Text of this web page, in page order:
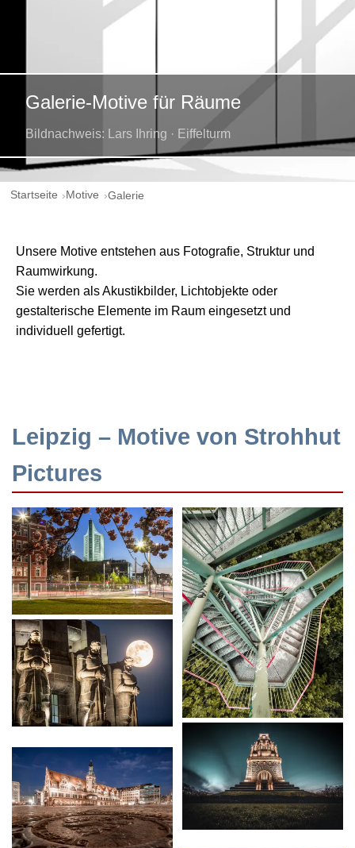
Galerie-Motive für Räume
Bildnachweis: Lars Ihring · Eiffelturm
Startseite Motive Galerie
Unsere Motive entstehen aus Fotografie, Struktur und
Raumwirkung.
Sie werden als Akustikbilder, Lichtobjekte oder
gestalterische Elemente im Raum eingesetzt und
individuell gefertigt.
Leipzig – Motive von Strohhut
Pictures